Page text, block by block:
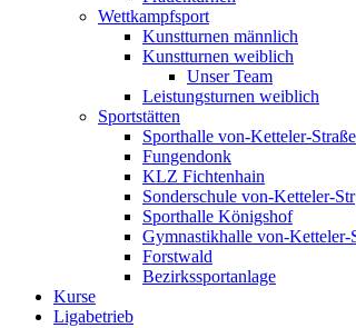
Wettkampfsport
Kunstturnen männlich
Kunstturnen weiblich
Unser Team
Leistungsturnen weiblich
Sportstätten
Sporthalle von-Ketteler-Straße
Fungendonk
KLZ Fichtenhain
Sonderschule von-Ketteler-Str
Sporthalle Königshof
Gymnastikhalle von-Ketteler-
Forstwald
Bezirkssportanlage
Kurse
Ligabetrieb